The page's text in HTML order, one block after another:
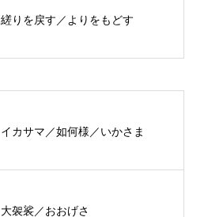
縒りを戻す／よりをもどす
イカサマ／如何様／いかさま
大袈裟／おおげさ